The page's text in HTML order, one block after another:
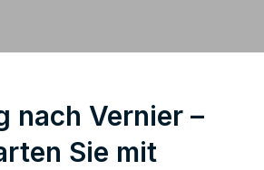
nach Vernier –
Sie mit